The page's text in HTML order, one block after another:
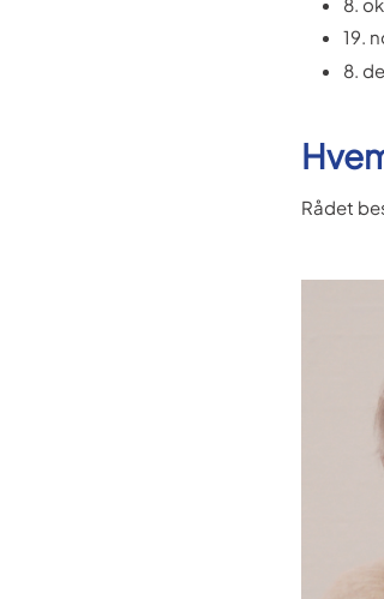
19.
8.
Rådet